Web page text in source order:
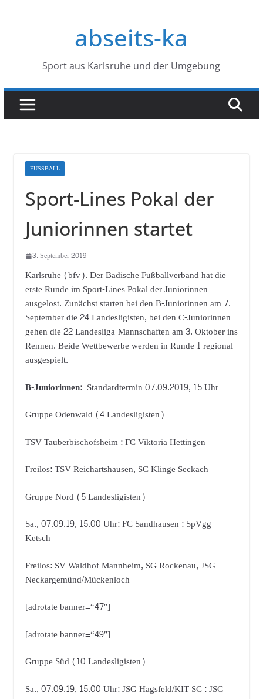
abseits-ka
Sport aus Karlsruhe und der Umgebung
FUSSBALL
Sport-Lines Pokal der
Juniorinnen startet
3. September 2019
Karlsruhe (bfv). Der Badische Fußballverband hat die
erste Runde im Sport-Lines Pokal der Juniorinnen
ausgelost. Zunächst starten bei den B-Juniorinnen am 7.
September die 24 Landesligisten, bei den C-Juniorinnen
gehen die 22 Landesliga-Mannschaften am 3. Oktober ins
Rennen. Beide Wettbewerbe werden in Runde 1 regional
ausgespielt.
B-Juniorinnen: Standardtermin 07.09.2019, 15 Uhr
Gruppe Odenwald (4 Landesligisten)
TSV Tauberbischofsheim : FC Viktoria Hettingen
Freilos: TSV Reichartshausen, SC Klinge Seckach
Gruppe Nord (5 Landesligisten)
Sa., 07.09.19, 15.00 Uhr: FC Sandhausen : SpVgg
Ketsch
Freilos: SV Waldhof Mannheim, SG Rockenau, JSG
Neckargemünd/Mückenloch
[adrotate banner=“47″]
[adrotate banner=“49″]
Gruppe Süd (10 Landesligisten)
Sa., 07.09.19, 15.00 Uhr: JSG Hagsfeld/KIT SC : JSG